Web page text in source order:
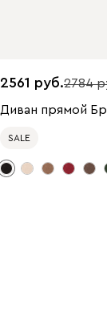
2561 2784
Диван прямой
SALE